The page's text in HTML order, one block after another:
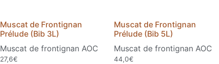
Muscat de Frontignan
Prélude (Bib 3L)
Muscat de frontignan AOC
27,6€
Muscat de Frontignan
Prélude (Bib 5L)
Muscat de frontignan AOC
44,0€